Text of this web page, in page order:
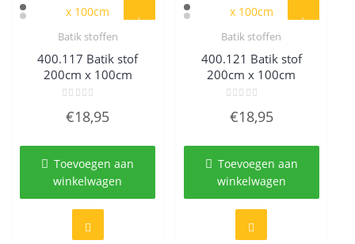
Batik stoffen
400.117 Batik stof
200cm x 100cm
0€18,95
Toevoegen aan
winkelwagen
Batik stoffen
400.121 Batik stof
200cm x 100cm
0€18,95
Toevoegen aan
winkelwagen